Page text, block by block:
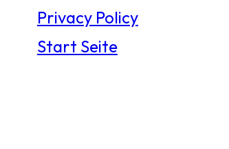
Privacy Policy
Start Seite